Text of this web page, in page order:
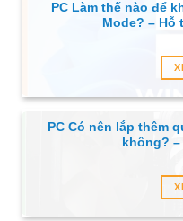
PC Làm thế nào để
Mode? – Hỗ
PC Có nên lắp thêm
không?